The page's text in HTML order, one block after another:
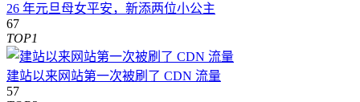
26 年元旦母女平安，新添两位小公主
67
TOP1
建站以来网站第一次被刷了 CDN 流量
57